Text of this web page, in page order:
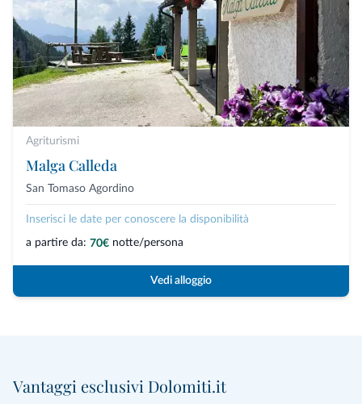
Agriturismi
Malga Calleda
San Tomaso Agordino
Inserisci le date per conoscere la disponibilità
a partire da: 70€ notte/persona
Vedi alloggio
Vantaggi esclusivi Dolomiti.it